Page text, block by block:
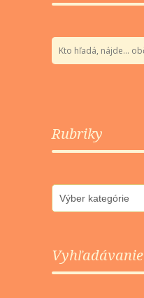
Rubriky
Rubriky
Vyhľadávanie